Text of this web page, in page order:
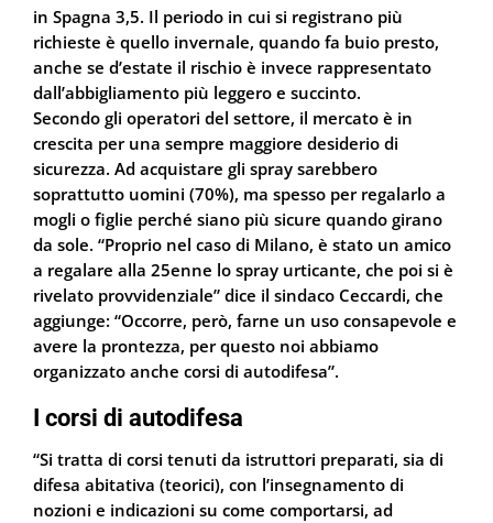
in Spagna 3,5. Il periodo in cui si registrano più
richieste è quello invernale, quando fa buio presto,
anche se d’estate il rischio è invece rappresentato
dall’abbigliamento più leggero e succinto.
Secondo gli operatori del settore, il mercato è in
crescita per una sempre maggiore desiderio di
sicurezza. Ad acquistare gli spray sarebbero
soprattutto uomini (70%), ma spesso per regalarlo a
mogli o figlie perché siano più sicure quando girano
da sole. “Proprio nel caso di Milano, è stato un amico
a regalare alla 25enne lo spray urticante, che poi si è
rivelato provvidenziale” dice il sindaco Ceccardi, che
aggiunge: “Occorre, però, farne un uso consapevole e
avere la prontezza, per questo noi abbiamo
organizzato anche corsi di autodifesa”.
I corsi di autodifesa
“Si tratta di corsi tenuti da istruttori preparati, sia di
difesa abitativa (teorici), con l’insegnamento di
nozioni e indicazioni su come comportarsi, ad